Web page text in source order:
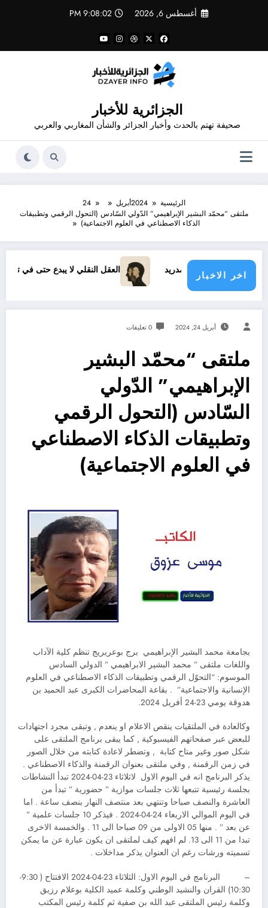
أغسطس 6, 2026 9:08:03 PM
الجزائرية للأخبار
صحيفة تهتم بالحدث وأخبار الجزائر والشأن المغاربي والعربي
الرئيسية 2024أبريل
24
ملتقى “محمّد البشير الإبراهيمي” الدّولي السّادس (التحول الرقمي وتطبيقات
الذكاء الاصطناعي في العلوم الاجتماعية)
اخر الاخبار
ريال مدريد العقل النقلي لا يبدع حتى في تجارب حركات التحرر
أبريل 24, 2024 0 تعليقات
ملتقى “محمّد البشير
الإبراهيمي” الدّولي
السّادس (التحول الرقمي
وتطبيقات الذكاء الاصطناعي
في العلوم الاجتماعية)
بجامعة محمد البشير الإبراهيمي برج بوعريريج تنظم كلية الآداب
واللغات ملتقى ” محمد البشير الابراهيمي ” الدولي السادس
الموسوم: “التحوّل الرقمي وتطبيقات الذكاء الاصطناعي في العلوم
الإنسانية والاجتماعية” . بقاعة المحاضرات الكبرى عبد الحميد بن
هدوقة يومي 23-24 أفريل 2024.
وكالعادة في الملتقيات ينقص الاعلام او ينعدم , وتبقى مجرد اجتهادات
للبعض عبر صفحاتهم الفيسبوكية , كما يبقى برنامج الملتقى على
شكل صور وغير متاح كتابة , وتضطر لاعادة كتابته من خلال الصور
في زمن الرقمنة , وفي ملتقى بعنوان الرقمنة والذكاء الاصطناعي .
يذكر البرنامج انه في اليوم الاول لاثلاثاء 23-04-2024 تبدأ النشاطات
بجلسة رئيسية تتبعها ثلاث جلسات موازية ” حضورية ” تبدأ من
العاشرة والنصف صباحا وتنتهي بعد منتصف النهار بنصف ساعة . اما
في اليوم الموالي الاربعاء 24-04-2024 . فيذكر 10 جلسات علمية ”
عن بعد ” . منها 05 الاولى من 09 صباحا الى 11 . والخمسة الاخرى
تبدا من 11 الى 13. لم افهم كيف لملتقى ان يكون عبارة عن ما يمكن
تسميته ورشات رغم ان العنوان يذكر مداخلات .
– البرنامج في اليوم الاول: الثلاثاء 23-04-2024 الافتتاح ( 9:30-
10:30) القران والنشيد الوطني وكلمة عميد الكلية بوعلام رزيق
وكلمة رئيس الملتقى عبد الله بن صفية ثم كلمة رئيس المكتب